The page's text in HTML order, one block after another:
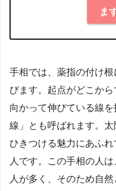
ま
手相では、薬指の付け
びます。起点がどこか
向かって伸びている線
線」とも呼ばれます。
ひきつける魅力にあふ
人です。この手相の人
人が多く、そのため自